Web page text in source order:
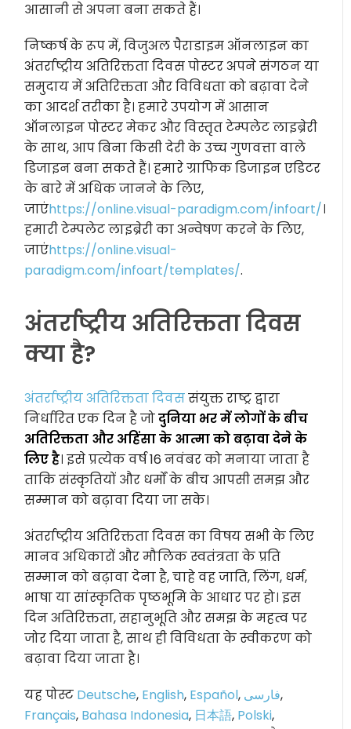
आसानी से अपना बना सकते हैं।
निष्कर्ष के रूप में, विजुअल पैराडाइम ऑनलाइन का
अंतर्राष्ट्रीय अतिरिक्तता दिवस पोस्टर अपने संगठन या
समुदाय में अतिरिक्तता और विविधता को बढ़ावा देने
का आदर्श तरीका है। हमारे उपयोग में आसान
ऑनलाइन पोस्टर मेकर और विस्तृत टेम्पलेट लाइब्रेरी
के साथ, आप बिना किसी देरी के उच्च गुणवत्ता वाले
डिजाइन बना सकते हैं। हमारे ग्राफिक डिजाइन एडिटर
के बारे में अधिक जानने के लिए,
जाएंhttps://online.visual-paradigm.com/infoart/।
हमारी टेम्पलेट लाइब्रेरी का अन्वेषण करने के लिए,
जाएंhttps://online.visual-
paradigm.com/infoart/templates/.
अंतर्राष्ट्रीय अतिरिक्तता दिवस
क्या है?
अंतर्राष्ट्रीय अतिरिक्तता दिवससंयुक्त राष्ट्र द्वारा
निर्धारित एक दिन है जोदुनिया भर में लोगों के बीच
अतिरिक्तता और अहिंसा के आत्मा को बढ़ावा देने के
लिए है। इसे प्रत्येक वर्ष 16 नवंबर को मनाया जाता है
ताकि संस्कृतियों और धर्मों के बीच आपसी समझ और
सम्मान को बढ़ावा दिया जा सके।
अंतर्राष्ट्रीय अतिरिक्तता दिवस का विषय सभी के लिए
मानव अधिकारों और मौलिक स्वतंत्रता के प्रति
सम्मान को बढ़ावा देना है, चाहे वह जाति, लिंग, धर्म,
भाषा या सांस्कृतिक पृष्ठभूमि के आधार पर हो। इस
दिन अतिरिक्तता, सहानुभूति और समझ के महत्व पर
जोर दिया जाता है, साथ ही विविधता के स्वीकरण को
बढ़ावा दिया जाता है।
यह पोस्ट Deutsche, English, Español, فارسی,
Français, Bahasa Indonesia, 日本語, Polski,